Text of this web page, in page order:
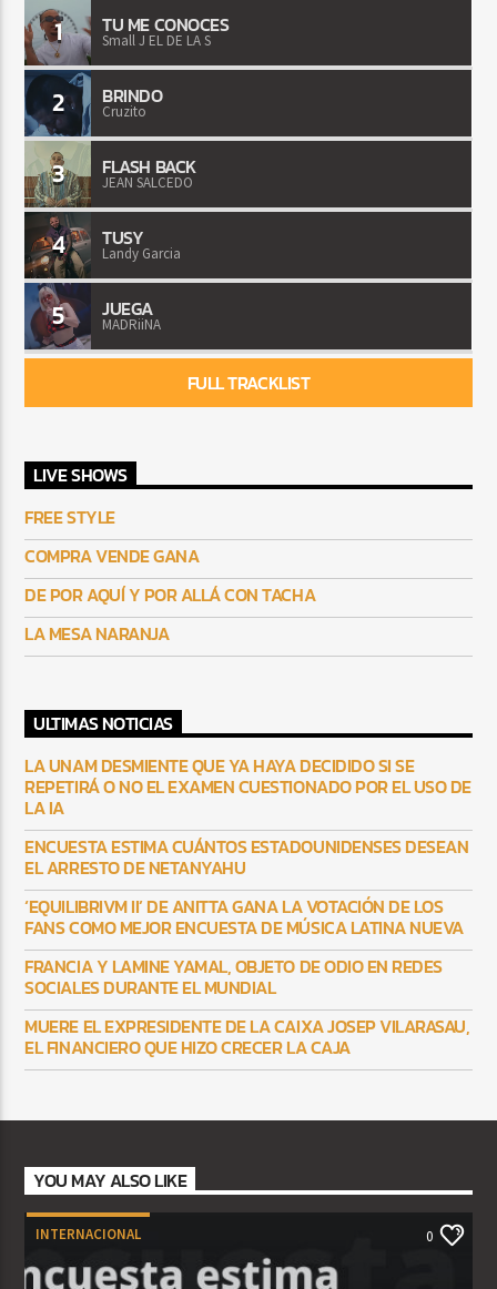
1 TU ME CONOCES
Small J EL DE LA S
2 BRINDO
Cruzito
3 FLASH BACK
JEAN SALCEDO
4 TUSY
Landy Garcia
5 JUEGA
MADRiiNA
FULL TRACKLIST
LIVE SHOWS
FREE STYLE
COMPRA VENDE GANA
DE POR AQUÍ Y POR ALLÁ CON TACHA
LA MESA NARANJA
ULTIMAS NOTICIAS
LA UNAM DESMIENTE QUE YA HAYA DECIDIDO SI SE
REPETIRÁ O NO EL EXAMEN CUESTIONADO POR EL USO DE
LA IA
ENCUESTA ESTIMA CUÁNTOS ESTADOUNIDENSES DESEAN
EL ARRESTO DE NETANYAHU
‘EQUILIBRIVM II’ DE ANITTA GANA LA VOTACIÓN DE LOS
FANS COMO MEJOR ENCUESTA DE MÚSICA LATINA NUEVA
FRANCIA Y LAMINE YAMAL, OBJETO DE ODIO EN REDES
SOCIALES DURANTE EL MUNDIAL
MUERE EL EXPRESIDENTE DE LA CAIXA JOSEP VILARASAU,
EL FINANCIERO QUE HIZO CRECER LA CAJA
YOU MAY ALSO LIKE
INTERNACIONAL 0